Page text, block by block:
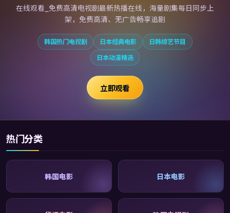
在线观看_免费高清电视剧最新热播在线，海量剧集每日同步上
架，免费高清、无广告畅享追剧
韩国热门电视剧 日本经典电影
日韩综艺节目
日本动漫精选
立即观看
热门分类
韩国电影 日本电影